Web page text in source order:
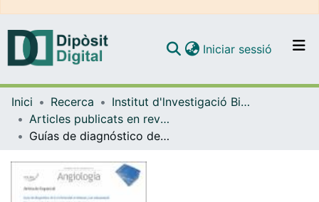
Navega per tot el DD
Com publicar
Iniciar sessió (current)
Inici Recerca
Institut d'lnvestigació Biomèdica de Bellvitge (IDIBELL)
Articles publicats en revistes (Institut d'lnvestigació Biomèdica de Bellvitge (IDIBELL))
Guías de diagnóstico de la enfermedad cerebrovascular extracraneal